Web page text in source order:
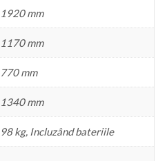
1920 mm
1170 mm
770 mm
1340 mm
98 kg, Incluzând bateriile